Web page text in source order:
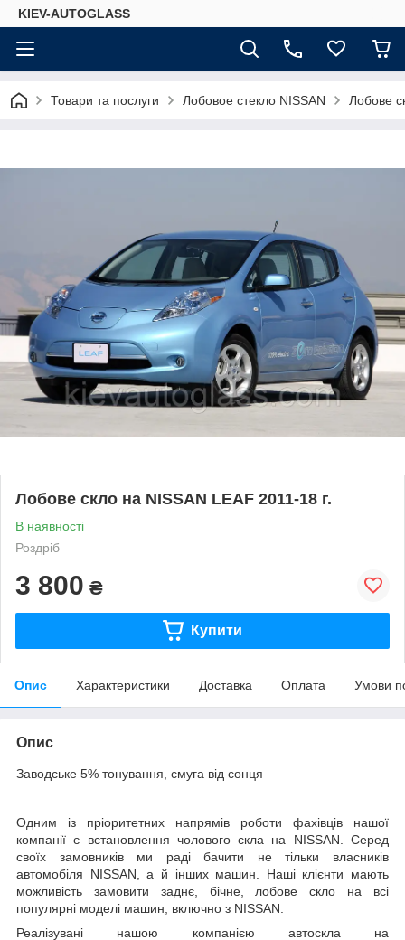
KIEV-AUTOGLASS
Товари та послуги Лобовое стекло NISSAN Лобове
Лобове скло на NISSAN LEAF 2011-18 г.
В наявності
Роздріб
3 800 ₴
Купити
Опис Характеристики Доставка Оплата Умови
Опис
Заводське 5% тонування, смуга від сонця
Одним із пріоритетних напрямів роботи фахівців нашої
компанії є встановлення чолового скла на NISSAN. Серед
своїх замовників ми раді бачити не тільки власників
автомобіля NISSAN, а й інших машин. Наші клієнти мають
можливість замовити заднє, бічне, лобове скло на всі
популярні моделі машин, включно з NISSAN.
Реалізувані нашою компанією автоскла на